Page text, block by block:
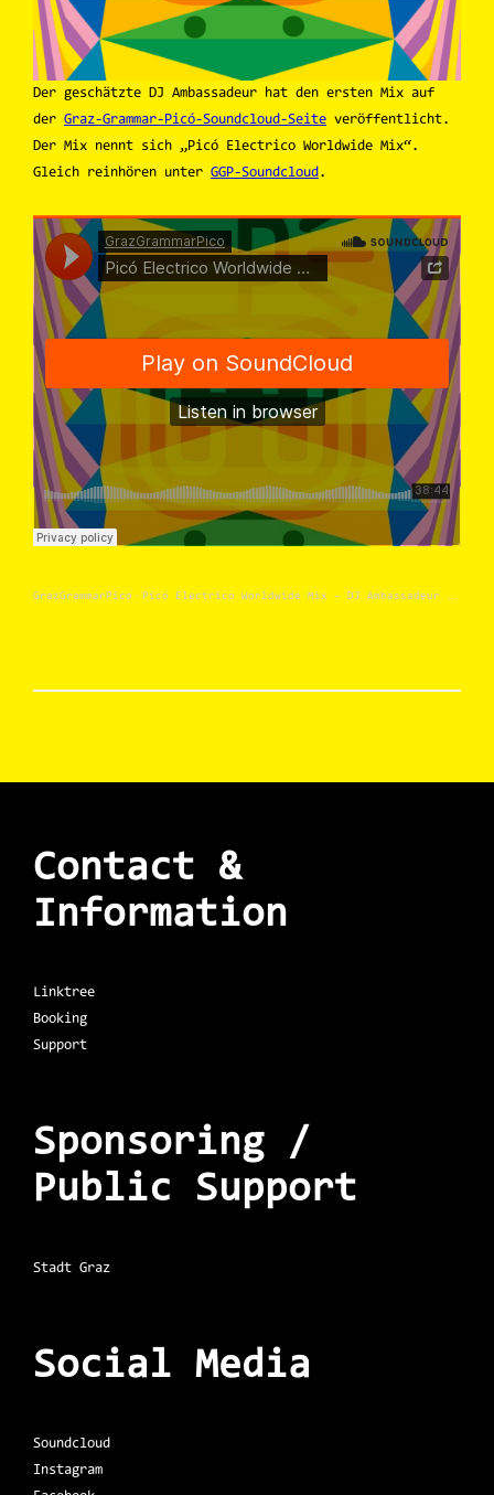
Der geschätzte DJ Ambassadeur hat den ersten Mix auf
der Graz-Grammar-Picó-Soundcloud-Seite veröffentlicht.
Der Mix nennt sich „Picó Electrico Worldwide Mix“.
Gleich reinhören unter GGP-Soundcloud .
GrazGrammarPico · Picó Electrico Worldwide Mix – DJ Ambassadeur – Graz Grammar Picó Sound System
Contact &
Information
Linktree
Booking
Support
Sponsoring /
Public Support
Stadt Graz
Social Media
Soundcloud
Instagram